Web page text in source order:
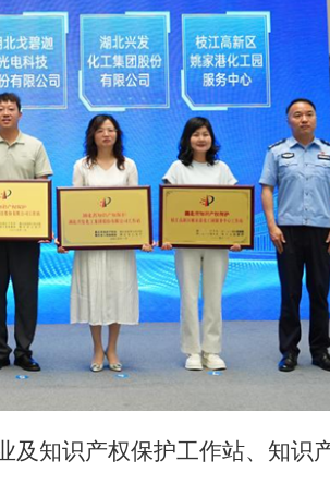
知识产权保护工作站、知识